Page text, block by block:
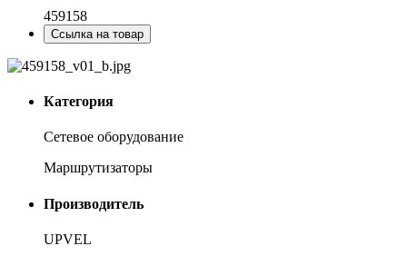
459158
Ссылка на товар
Категория
Сетевое оборудование
Маршрутизаторы
Производитель
UPVEL